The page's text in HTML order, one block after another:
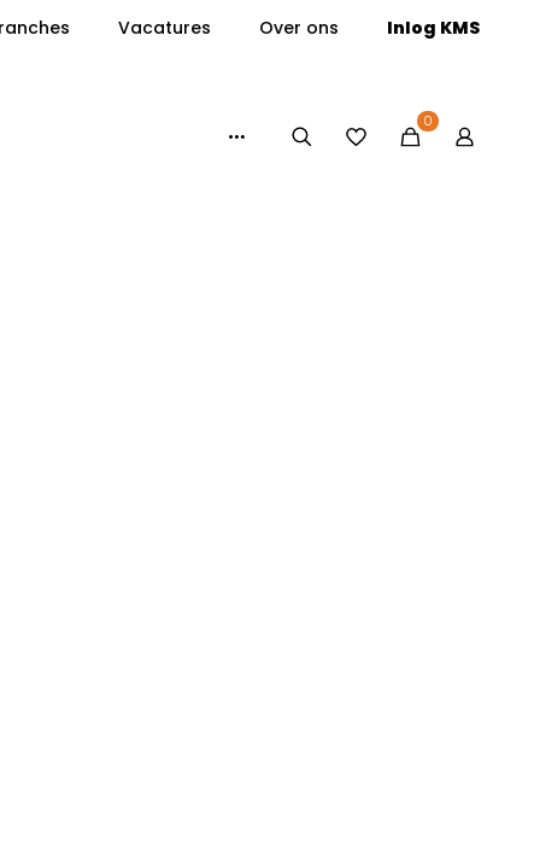
Vacatures Over ons Inlog KMS
0